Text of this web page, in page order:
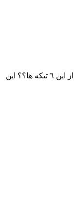
سلام واسه تندر پلاس توليد شده از اين ٦ تيكه ها؟؟ اين